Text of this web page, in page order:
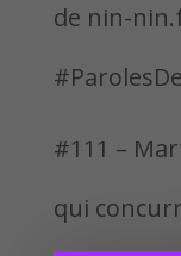
de nin-
#111 –
qui